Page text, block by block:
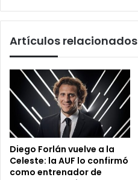
reprimidos
la
varios
detenidos
Artículos relacionados
Diego Forlán vuelve a la
Celeste: la AUF lo confirmó
como entrenador de